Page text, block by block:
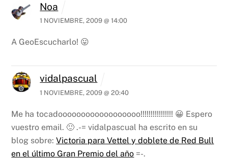
Noa
1 NOVIEMBRE, 2009 @ 14:00
A GeoEscucharlo! 😛
vidalpascual
1 NOVIEMBRE, 2009 @ 20:40
Me ha tocadoooooooooooooooooo!!!!!!!!!!!!!!!! 😀 Espero
vuestro email. 🙂 .-= vidalpascual ha escrito en su
blog sobre:Victoria para Vettel y doblete de Red Bull
en el último Gran Premio del año =-.